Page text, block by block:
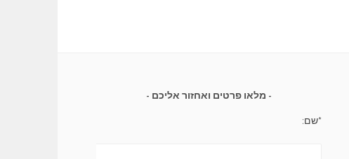
מלאו פרטים ואחזור אליכם
*שם: